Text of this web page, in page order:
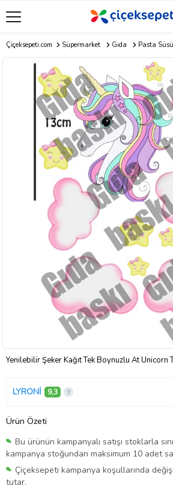
Çiçeksepeti.com Süpermarket Gıda Pasta Süsü
Yenilebilir Şeker Kağıt Tek Boynuzlu At Unicorn
LYRONİ 9,3
Ürün Özeti
Bu ürünün kampanyalı satışı stoklarla
kampanya stoğundan maksimum 10 adet
Çiçeksepeti kampanya koşullarında
tutar.